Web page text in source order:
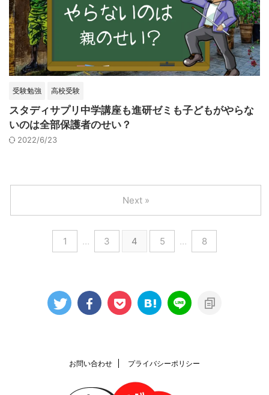
受験勉強 高校受験
スタディサプリ中学講座も進研ゼミも子どもがやらな
いのは全部保護者のせい？
2022/6/23
1 … 3 4 5 … 8
Next »
お問い合わせ プライバシーポリシー